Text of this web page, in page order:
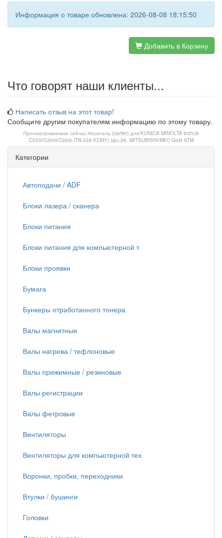
Информация о товаре обновлена: 2026-08-08 18:15:50
Добавить в Корзину
Что говорят наши клиенты...
Написать отзыв на этот товар!
Сообщите другим покупателям информацию по этому товару.
Просматриваемые сейчас:Носитель (carrier) для KONICA MINOLTA bizhub
C250i/C300i/C360i (TN-328 KCMY) (фл,26, MITSUBISHI/MKI) Gold ATM
Категории
Автоподачи / ADF
Блоки лазера / сканера
Блоки питания
Блоки питания для компьютерной т
Блоки проявки
Бумага
Бункеры отработанного тонера
Валы магнитные
Валы нагрева / тефлоновые
Валы прижимные / резиновые
Валы регистрации
Валы фетровые
Вентиляторы
Вентиляторы для компьютерной тех
Воронки, пробки, переходники
Втулки / бушинги
Головки